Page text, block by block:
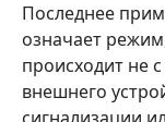
Последнее
означает
происходит не
внешнего